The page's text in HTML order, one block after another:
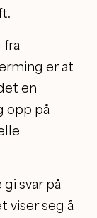
fra
er at
en
opp på
svar på
viser seg å